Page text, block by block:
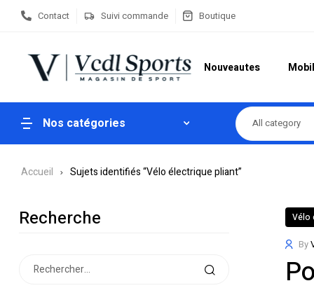
Contact Suivi commande Boutique
Nouveautes
Nos catégories All category
Accueil Sujets identifiés “Vélo électrique pliant”
Vélo
By
Recherche